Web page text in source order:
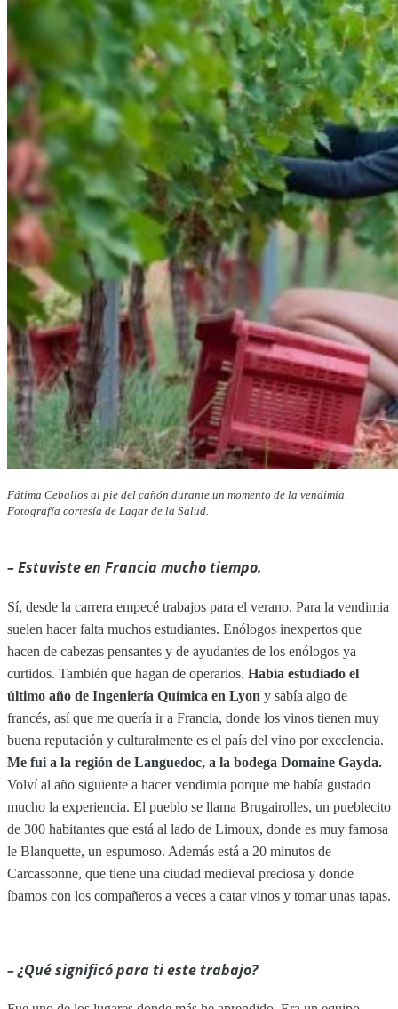
Fátima Ceballos al pie del cañón durante un momento de la vendimia.
Fotografía cortesía de Lagar de la Salud.
–Estuviste en Francia mucho tiempo.
Sí, desde la carrera empecé trabajos para el verano. Para la vendimia
suelen hacer falta muchos estudiantes. Enólogos inexpertos que
hacen de cabezas pensantes y de ayudantes de los enólogos ya
curtidos. También que hagan de operarios. Había estudiado el
último año de Ingeniería Química en Lyon y sabía algo de
francés, así que me quería ir a Francia, donde los vinos tienen muy
buena reputación y culturalmente es el país del vino por excelencia.
Me fui a la región de Languedoc, a la bodega Domaine Gayda.
Volví al año siguiente a hacer vendimia porque me había gustado
mucho la experiencia. El pueblo se llama Brugairolles, un pueblecito
de 300 habitantes que está al lado de Limoux, donde es muy famosa
le Blanquette, un espumoso. Además está a 20 minutos de
Carcassonne, que tiene una ciudad medieval preciosa y donde
íbamos con los compañeros a veces a catar vinos y tomar unas tapas.
– ¿Qué significó para ti este trabajo?